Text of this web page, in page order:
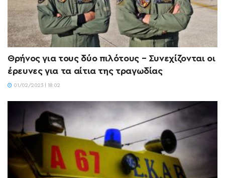
Θρήνος για τους δύο πιλότους – Συνεχίζονται οι
έρευνες για τα αίτια της τραγωδίας
01/02/2023 | 18:02